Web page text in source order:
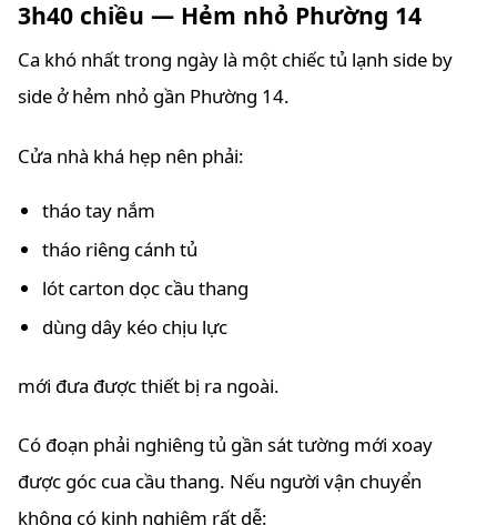
3h40 chiều — Hẻm nhỏ Phường 14
Ca khó nhất trong ngày là một chiếc tủ lạnh side by
side ở hẻm nhỏ gần Phường 14.
Cửa nhà khá hẹp nên phải:
tháo tay nắm
tháo riêng cánh tủ
lót carton dọc cầu thang
dùng dây kéo chịu lực
mới đưa được thiết bị ra ngoài.
Có đoạn phải nghiêng tủ gần sát tường mới xoay
được góc cua cầu thang. Nếu người vận chuyển
không có kinh nghiệm rất dễ: